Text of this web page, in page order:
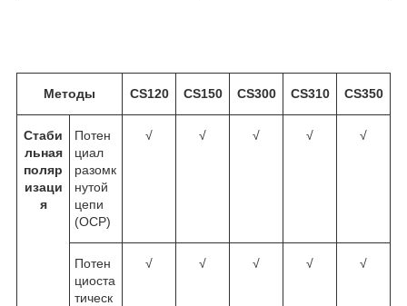
Методы CS120 CS150 CS300 CS310 CS350
Стаби
льная
поляр
изаци
я
Потен
циал
разомк
нутой
цепи
(OCP)
√ √ √ √ √
Потен
циоста
тическ
√ √ √ √ √